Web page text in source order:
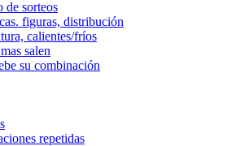
de sorteos
figuras, distribución
calientes/fríos
salen
su combinación
repetidas